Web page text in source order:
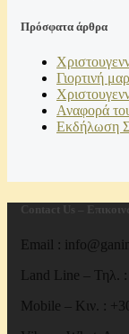
Πρόσφατα άρθρα
Γιορτινή
Αναφορά
Εκδήλωση
Contact Us –
Email :
Land Line – Τηλ.
Mobile – Κιν. :